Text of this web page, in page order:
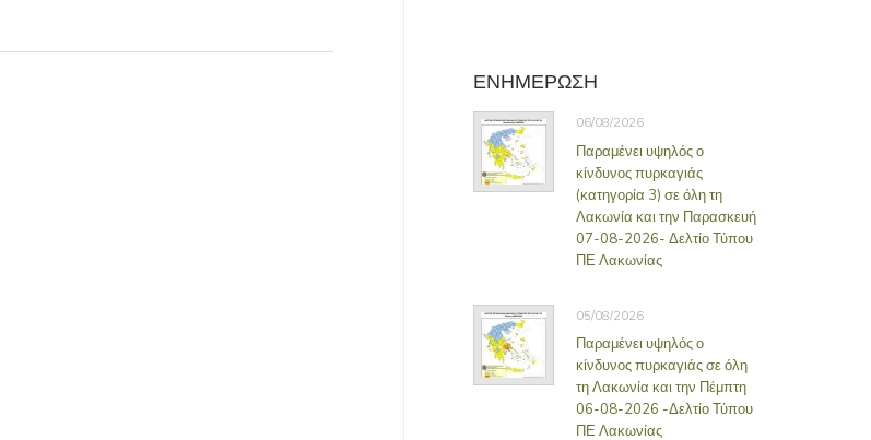
ΕΝΗΜΕΡΩΣΗ
06/08/2026
Παραμένει υψηλός ο
κίνδυνος πυρκαγιάς
(κατηγορία 3) σε όλη τη
Λακωνία και την Παρασκευή
07-08-2026- Δελτίο Τύπου
ΠΕ Λακωνίας
05/08/2026
Παραμένει υψηλός ο
κίνδυνος πυρκαγιάς σε όλη
τη Λακωνία και την Πέμπτη
06-08-2026 -Δελτίο Τύπου
ΠΕ Λακωνίας